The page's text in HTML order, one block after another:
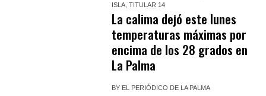
ISLA ,TITULAR 14
La calima dejó este lunes
temperaturas máximas por
encima de los 28 grados en
La Palma
BY EL PERIÓDICO DE LA PALMA